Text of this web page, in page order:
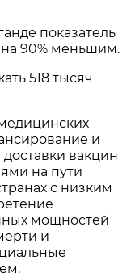
показатель
на 90% меньшим.
518 тысяч
и
вакцин
на пути
с низким
мощностей
и